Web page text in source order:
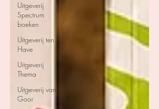
Uitgeverij
Spectrum
boeken
Uitgeverij ten
Have
Uitgeverij
Thema
Uitgeverij van
Goor